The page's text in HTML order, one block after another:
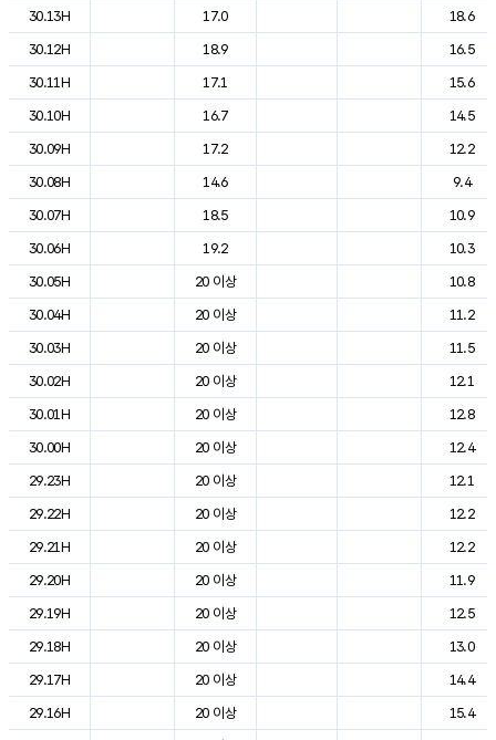
30.13H
17.0
18.6
30.12H
18.9
16.5
30.11H
17.1
15.6
30.10H
16.7
14.5
30.09H
17.2
12.2
30.08H
14.6
9.4
30.07H
18.5
10.9
30.06H
19.2
10.3
30.05H
20 이상
10.8
30.04H
20 이상
11.2
30.03H
20 이상
11.5
30.02H
20 이상
12.1
30.01H
20 이상
12.8
30.00H
20 이상
12.4
29.23H
20 이상
12.1
29.22H
20 이상
12.2
29.21H
20 이상
12.2
29.20H
20 이상
11.9
29.19H
20 이상
12.5
29.18H
20 이상
13.0
29.17H
20 이상
14.4
29.16H
20 이상
15.4